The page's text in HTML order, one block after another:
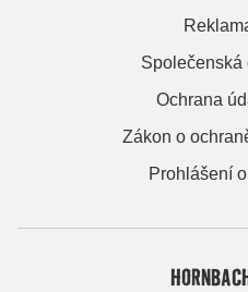
Společenská
Ochrana
Zákon o
Prohlášení